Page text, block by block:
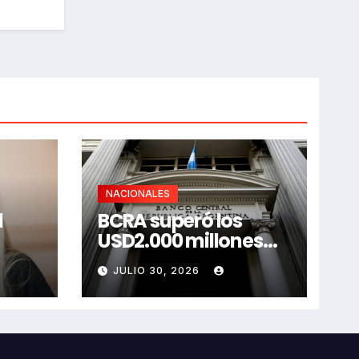
NACIONALES
BCRA superó los
USD2.000 millones
comprando dólares
JULIO 30, 2026